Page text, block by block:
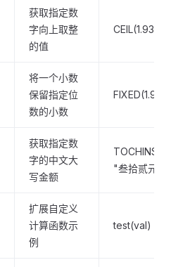
获取指定数
字向上取整
的值
CEIL(1.93) =
将一个小数
保留指定位
数的小数
FIXED(1.93,
获取指定数
字的中文大
写金额
"叁拾贰元壹
扩展自定义
计算函数示
例
test(val) ==